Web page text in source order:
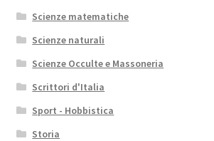
Scienze matematiche
Scienze naturali
Scienze Occulte e Massoneria
Scrittori d'Italia
Sport - Hobbistica
Storia